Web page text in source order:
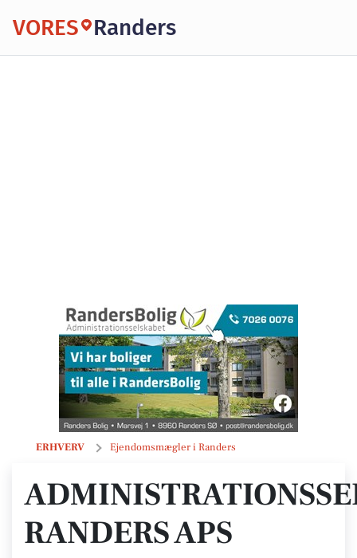
VORES Randers
ERHVERV Ejendomsmægler i Randers
Administrationsselskabet Randers ApS
RANDERS APS